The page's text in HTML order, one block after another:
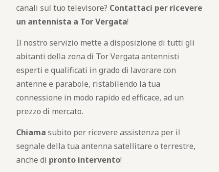
canali sul tuo televisore? Contattaci per ricevere
un antennista a Tor Vergata!
Il nostro servizio mette a disposizione di tutti gli
abitanti della zona di Tor Vergata antennisti
esperti e qualificati in grado di lavorare con
antenne e parabole, ristabilendo la tua
connessione in modo rapido ed efficace, ad un
prezzo di mercato.
Chiama subito per ricevere assistenza per il
segnale della tua antenna satellitare o terrestre,
anche di pronto intervento!